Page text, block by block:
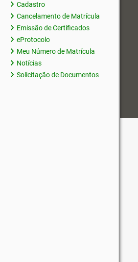
Cadastro
Cancelamento de Matrícula
Emissão de Certificados
eProtocolo
Meu Número de Matrícula
Notícias
Solicitação de Documentos